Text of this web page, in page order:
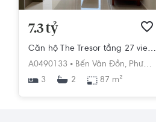
7.3 tỷ
Căn hộ The Tresor tầng 27 view thành phố thoáng mát, đầy đủ nội thất.
A0490133 • Bến Vân Đồn, Phường 12,
3
2 87 m²